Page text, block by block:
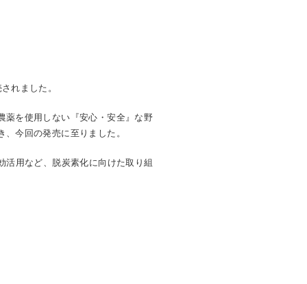
れました。
を使用しない『安心・安全』な野
今回の発売に至りました。
用など、脱炭素化に向けた取り組